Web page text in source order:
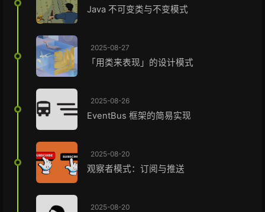
Java 不可变类与不变模式
2025-08-27
「用类来表现」的设计模式
2025-08-26
EventBus 框架的简易实现
2025-08-20
观察者模式：订阅与推送
2025-08-20